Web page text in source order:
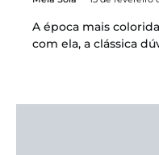
A época mais
com ela, a clássica